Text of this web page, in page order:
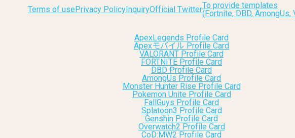
Terms of usePrivacy Policy InquiryOfficial TwitterTo provide templates
(Fortnite, DBD, AmongUs,
ApexLegends Profile Card
Apexモバイル Profile Card
VALORANT Profile Card
FORTNITE Profile Card
DBD Profile Card
AmongUs Profile Card
Monster Hunter Rise Profile Card
Pokemon Unite Profile Card
FallGuys Profile Card
Splatoon3 Profile Card
Genshin Profile Card
Overwatch2 Profile Card
CoD:MW2 Profile Card